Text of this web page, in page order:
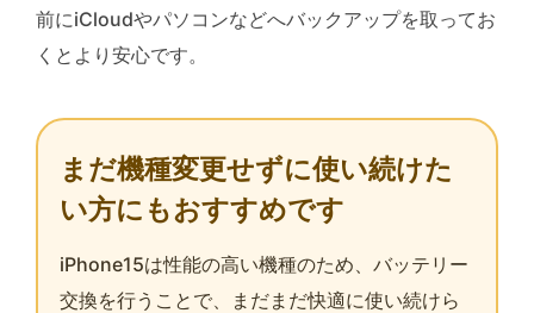
前にiCloudやパソコンなどへバックアップを取ってお
くとより安心です。
まだ機種変更せずに使い続けた
い方にもおすすめです
iPhone15は性能の高い機種のため、バッテリー
交換を行うことで、まだまだ快適に使い続けら